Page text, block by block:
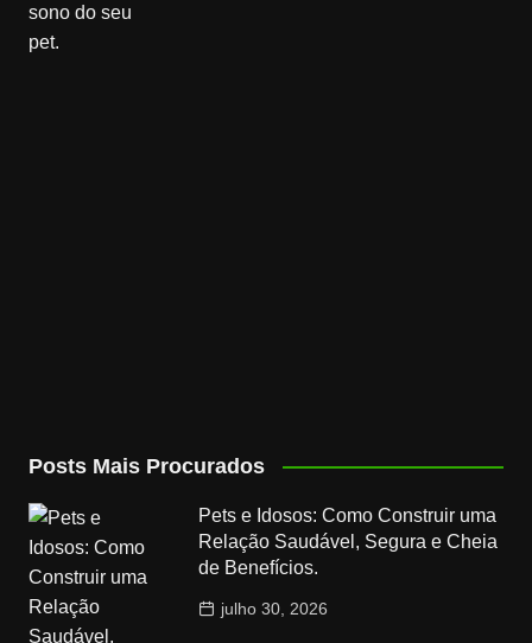
Posts Mais Procurados
Pets e Idosos: Como Construir uma
Relação Saudável, Segura e Cheia
de Benefícios.
julho 30, 2026